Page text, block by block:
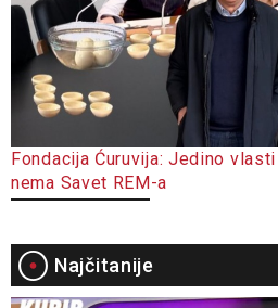
Fondacija Ćuruvija: Jedino
nema Savet REM-a
Najčitanije